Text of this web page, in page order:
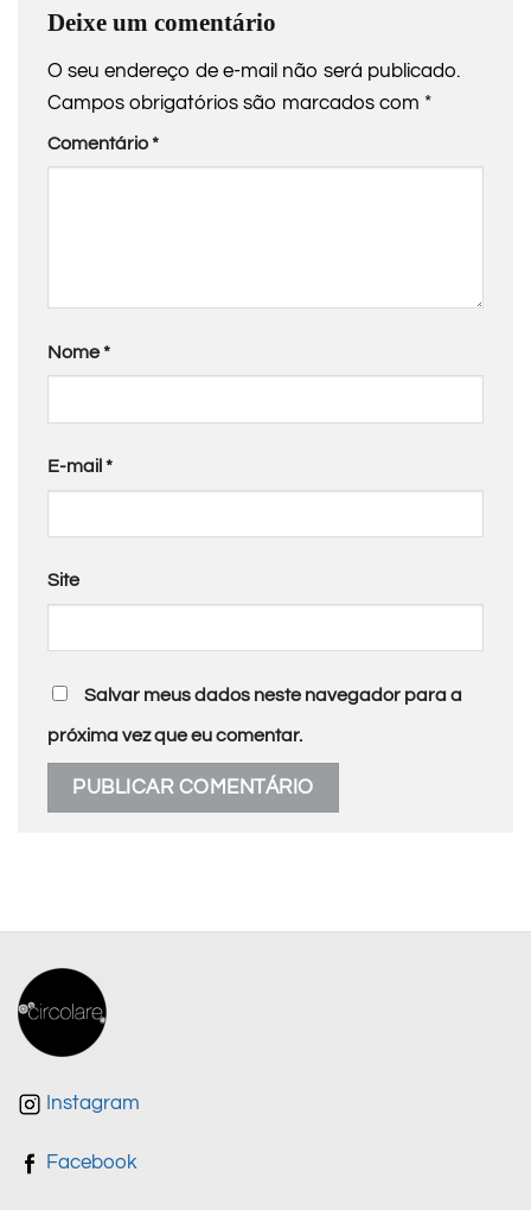
Deixe um comentário
O seu endereço de e-mail não será publicado.
Campos obrigatórios são marcados com *
Comentário*
Nome*
E-mail *
Site
Salvar meus dados neste navegador para a
próxima vez que eu comentar.
Instagram
Facebook